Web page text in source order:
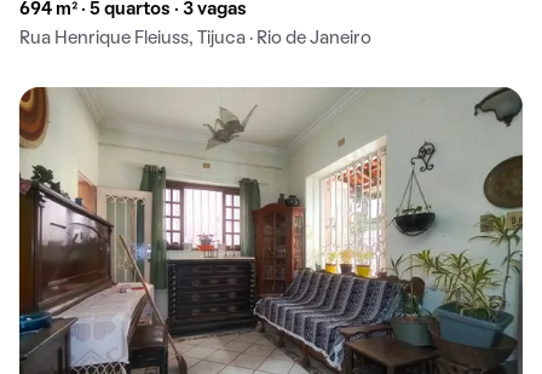
694 m² · 5 quartos · 3 vagas
Rua Henrique Fleiuss, Tijuca · Rio de Janeiro